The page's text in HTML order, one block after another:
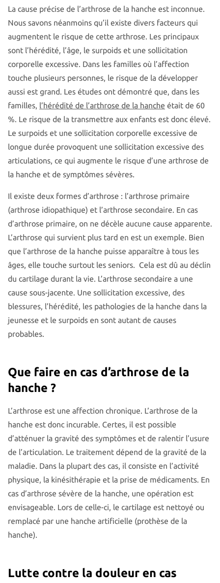
La cause précise de l’arthrose de la hanche est inconnue.
Nous savons néanmoins qu’il existe divers facteurs qui
augmentent le risque de cette arthrose. Les principaux
sont l’hérédité, l’âge, le surpoids et une sollicitation
corporelle excessive. Dans les familles où l’affection
touche plusieurs personnes, le risque de la développer
aussi est grand. Les études ont démontré que, dans les
familles, l’hérédité de l’arthrose de la hanche était de 60
%. Le risque de la transmettre aux enfants est donc élevé.
Le surpoids et une sollicitation corporelle excessive de
longue durée provoquent une sollicitation excessive des
articulations, ce qui augmente le risque d’une arthrose de
la hanche et de symptômes sévères.
Il existe deux formes d’arthrose : l’arthrose primaire
(arthrose idiopathique) et l’arthrose secondaire. En cas
d’arthrose primaire, on ne décèle aucune cause apparente.
L’arthrose qui survient plus tard en est un exemple. Bien
que l’arthrose de la hanche puisse apparaître à tous les
âges, elle touche surtout les seniors. Cela est dû au déclin
du cartilage durant la vie. L’arthrose secondaire a une
cause sous-jacente. Une sollicitation excessive, des
blessures, l’hérédité, les pathologies de la hanche dans la
jeunesse et le surpoids en sont autant de causes
probables.
Que faire en cas d’arthrose de la
hanche ?
L’arthrose est une affection chronique. L’arthrose de la
hanche est donc incurable. Certes, il est possible
d’atténuer la gravité des symptômes et de ralentir l’usure
de l’articulation. Le traitement dépend de la gravité de la
maladie. Dans la plupart des cas, il consiste en l’activité
physique, la kinésithérapie et la prise de médicaments. En
cas d’arthrose sévère de la hanche, une opération est
envisageable. Lors de celle-ci, le cartilage est nettoyé ou
remplacé par une hanche artificielle (prothèse de la
hanche).
Lutte contre la douleur en cas